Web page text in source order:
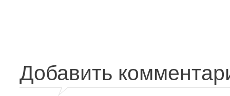
Добавить